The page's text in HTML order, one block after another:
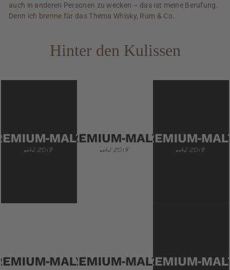
auch in anderen Personen zu wecken – das ist meine Berufung.
Denn ich brenne für das Thema Whisky, Rum & Co.
Hinter den Kulissen